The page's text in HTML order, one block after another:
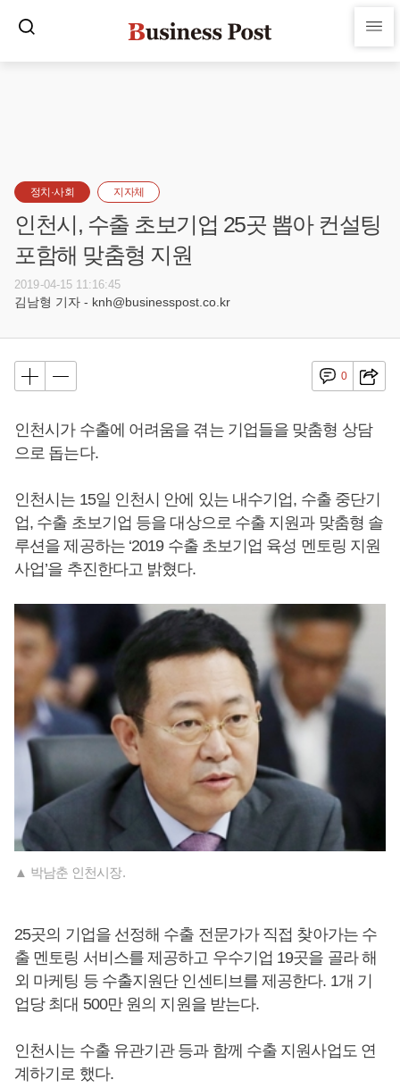
정치·사회 지자체
인천시, 수출 초보기업 25곳 뽑아 컨설팅
포함해 맞춤형 지원
2019-04-15 11:16:45
김남형 기자 - knh@businesspost.co.kr
0
인천시가 수출에 어려움을 겪는 기업들을 맞춤형 상담
으로 돕는다.
인천시는 15일 인천시 안에 있는 내수기업, 수출 중단기
업, 수출 초보기업 등을 대상으로 수출 지원과 맞춤형 솔
루션을 제공하는 ‘2019 수출 초보기업 육성 멘토링 지원
사업’을 추진한다고 밝혔다.
▲ 박남춘 인천시장.
25곳의 기업을 선정해 수출 전문가가 직접 찾아가는 수
출 멘토링 서비스를 제공하고 우수기업 19곳을 골라 해
외 마케팅 등 수출지원단 인센티브를 제공한다. 1개 기
업당 최대 500만 원의 지원을 받는다.
인천시는 수출 유관기관 등과 함께 수출 지원사업도 연
계하기로 했다.